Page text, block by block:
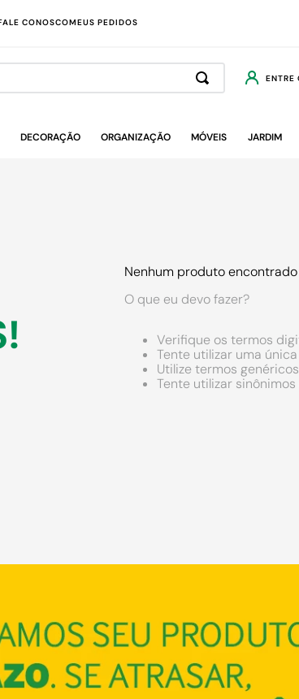
CONOSCOMEUS PEDIDOS
ENTRE
DECORAÇÃO ORGANIZAÇÃO MÓVEIS JARDIM
Nenhum produto encontrado
O que eu devo fazer?
Verifique os termos
Tente utilizar uma
Utilize termos
Tente utilizar